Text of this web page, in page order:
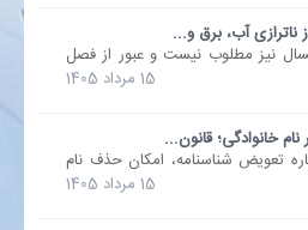
ناترازی آب، برق و...
نیز مطلوب نیست و عبور از فصل
15 مرداد 1405
خانوادگی؛ قانون...
تعویض شناسنامه، امکان حذف نام
15 مرداد 1405